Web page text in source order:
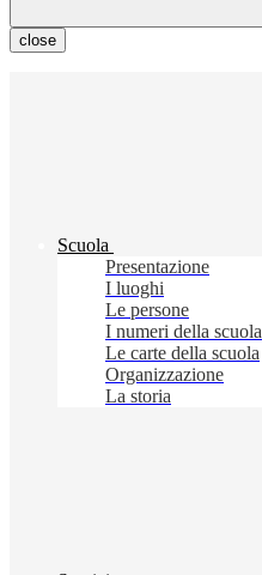
close
Scuola
Presentazione
I luoghi
Le persone
I numeri della scuola
Le carte della scuola
Organizzazione
La storia